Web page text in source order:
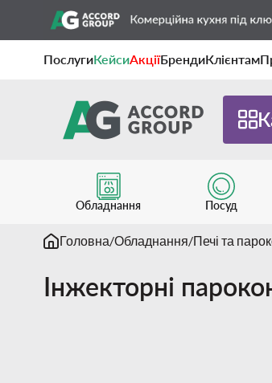
ПослугиКейсиАкціїБрендиКлієнтам
Обладнання Посуд
Головна Обладнання Печі та
Інжекторні